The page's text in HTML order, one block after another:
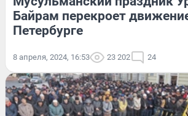
Байрам перекроет
Петербурге
8 апреля, 2024, 16:53 23 202 24